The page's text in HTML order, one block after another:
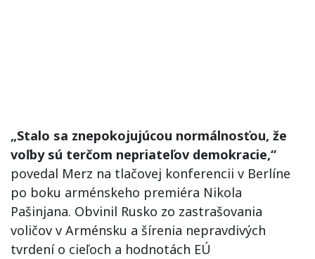
„Stalo sa znepokojujúcou normálnosťou, že
voľby sú terčom nepriateľov demokracie,“
povedal Merz na tlačovej konferencii v Berlíne
po boku arménskeho premiéra Nikola
Pašinjana. Obvinil Rusko zo zastrašovania
voličov v Arménsku a šírenia nepravdivých
tvrdení o cieľoch a hodnotách EÚ